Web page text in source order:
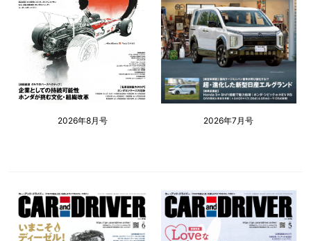
2026年8月号 2026年7月号